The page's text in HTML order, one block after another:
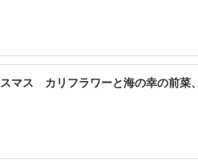
します
マス カリフラワーと海の幸の前菜